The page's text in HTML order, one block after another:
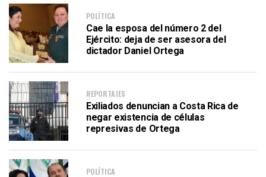
POLÍTICA
Cae la esposa del número 2 del
Ejército: deja de ser asesora del
dictador Daniel Ortega
REPORTAJES
Exiliados denuncian a Costa Rica de
negar existencia de células
represivas de Ortega
POLÍTICA